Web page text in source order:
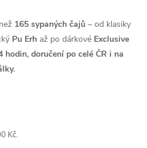
165 sypaných čajů – od klasiky
Pu Erh až po dárkové Exclusive
hodin, doručení po celé ČR i na
Kč.